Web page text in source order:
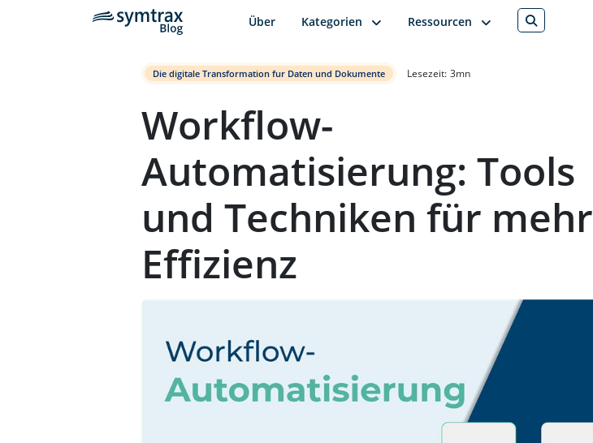
Über Kategorien Ressourcen
Die digitale Transformation fur Daten und Dokumente Lesezeit: 3mn
Workflow-
Automatisierung: Tools
und Techniken für mehr
Effizienz